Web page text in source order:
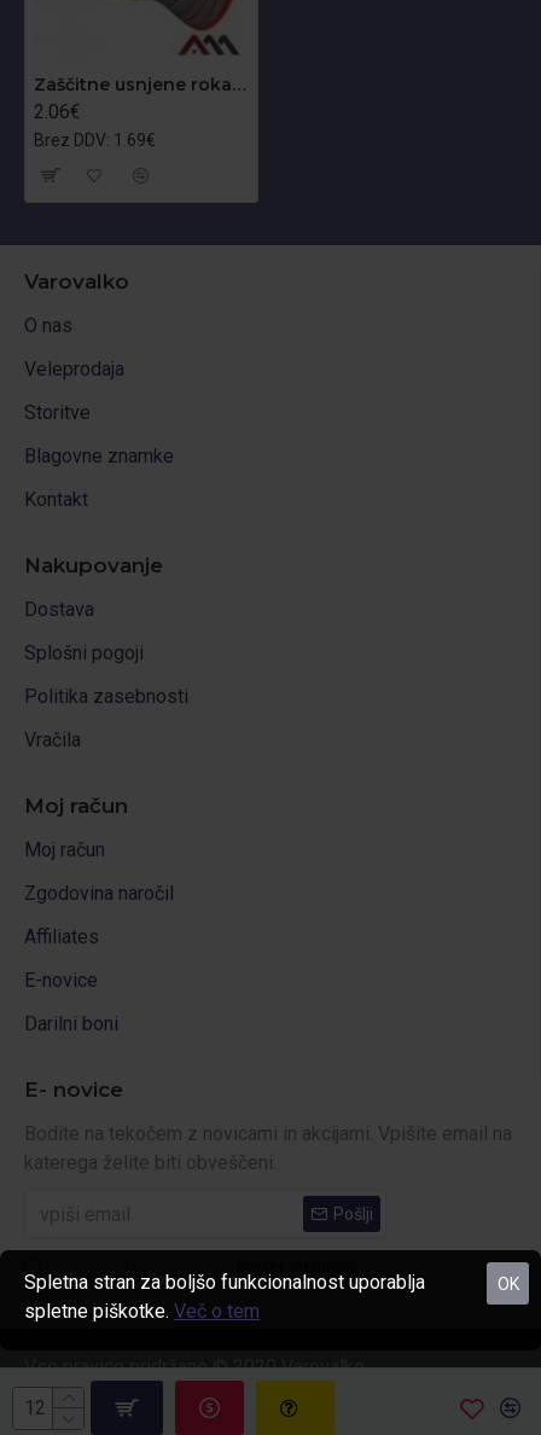
Zaščitne usnjene rokavice RDZ
2.06€
Brez DDV: 1.69€
Varovalko
O nas
Veleprodaja
Storitve
Blagovne znamke
Kontakt
Nakupovanje
Dostava
Splošni pogoji
Politika zasebnosti
Vračila
Moj račun
Moj račun
Zgodovina naročil
Affiliates
E-novice
Darilni boni
E- novice
Bodite na tekočem z novicami in akcijami. Vpišite email na
katerega želite biti obveščeni.
Pošlji
Vse pravice pridržane © 2020 Varovalko
OK
Spletna stran za boljšo funkcionalnost uporablja
spletne piškotke. Več o tem